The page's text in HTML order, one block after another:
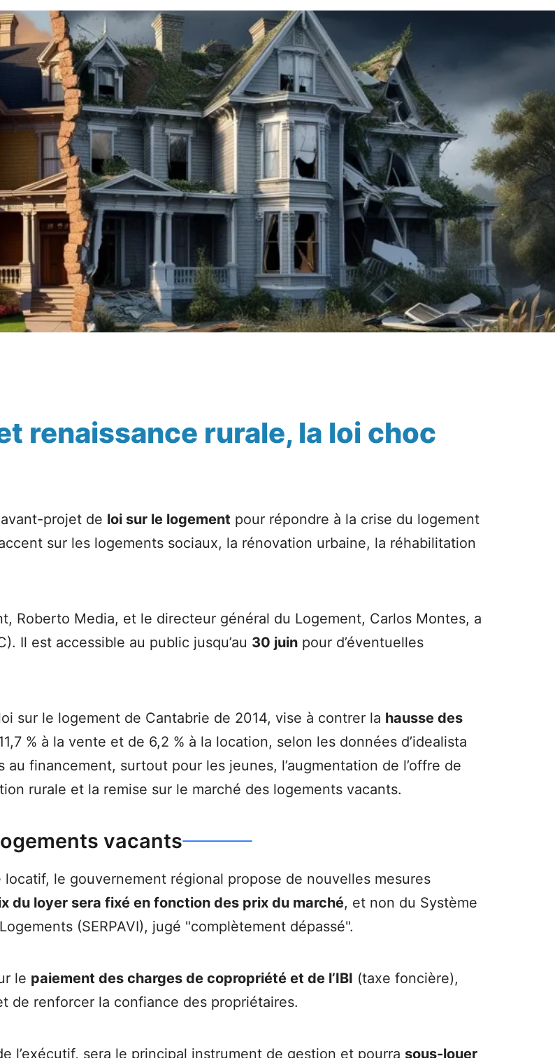
renaissance rurale, la loi choc
projet de loi sur le logement pour répondre à la crise du logement
sur les logements sociaux, la rénovation urbaine, la réhabilitation
Roberto Media, et le directeur général du Logement, Carlos Montes, a
Il est accessible au public jusqu’au 30 juin pour d’éventuelles
sur le logement de Cantabrie de 2014, vise à contrer la hausse des
% à la vente et de 6,2 % à la location, selon les données d’idealista
financement, surtout pour les jeunes, l’augmentation de l’offre de
rurale et la remise sur le marché des logements vacants.
vacants
le gouvernement régional propose de nouvelles mesures
du loyer sera fixé en fonction des prix du marché, et non du Système
(SERPAVI), jugé "complètement dépassé".
le paiement des charges de copropriété et de l’IBI (taxe foncière),
de renforcer la confiance des propriétaires.
l’exécutif, sera le principal instrument de gestion et pourra sous-louer